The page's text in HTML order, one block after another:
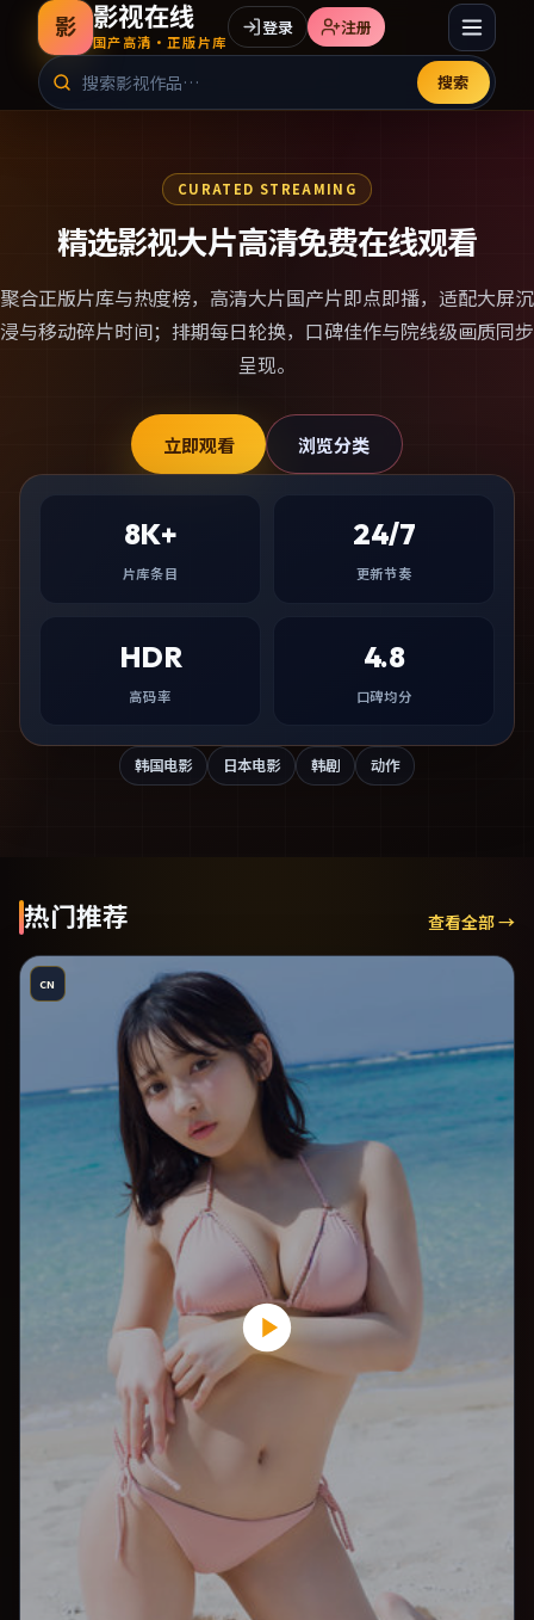
影 影视在线
国产高清·正版片库
搜索
登录 注册
CURATED STREAMING
精选影视大片高清免费在线观看
聚合正版片库与热度榜， 高清大片国产片即点即播，适配大屏沉
浸与移动碎片时间；排期每日轮换，口碑佳作与院线级画质同步
呈现。
立即观看 浏览分类
8K+
片库条目
24/7
更新节奏
HDR
高码率
4.8
口碑均分
韩国电影 日本电影 韩剧 动作
热门推荐 查看全部 →
CN